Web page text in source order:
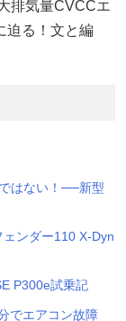
排気量CVCCエ
迫る！文と編
はない！──新型
ンダー110 X-Dyn
P300e試乗記
でエアコン故障